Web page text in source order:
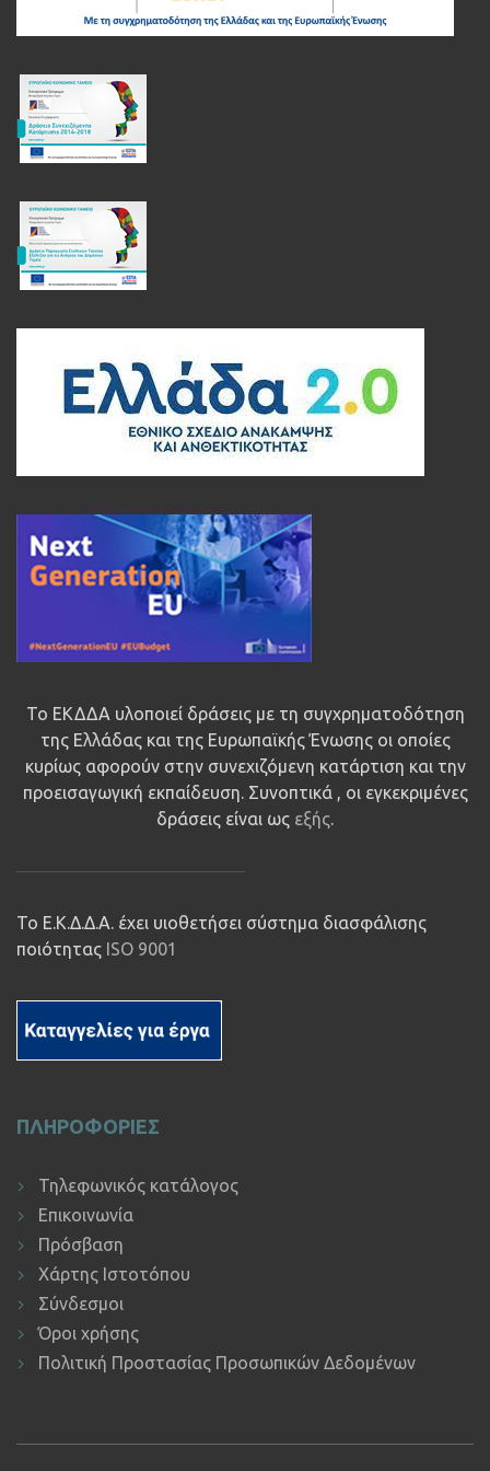
Το ΕΚΔΔΑ υλοποιεί δράσεις με τη συγχρηματοδότηση
της Ελλάδας και της Ευρωπαϊκής Ένωσης οι οποίες
κυρίως αφορούν στην συνεχιζόμενη κατάρτιση και την
προεισαγωγική εκπαίδευση. Συνοπτικά , οι εγκεκριμένες
δράσεις είναι ως εξής.
Το Ε.Κ.Δ.Δ.Α. έχει υιοθετήσει σύστημα διασφάλισης
ποιότητας ISO 9001
ΠΛΗΡΟΦΟΡΙΕΣ
Τηλεφωνικός κατάλογος
Επικοινωνία
Πρόσβαση
Χάρτης Ιστοτόπου
Σύνδεσμοι
Όροι χρήσης
Πολιτική Προστασίας Προσωπικών Δεδομένων